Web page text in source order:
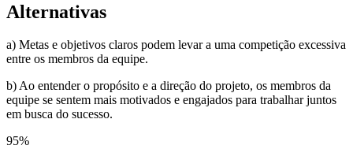
Alternativas
a) Metas e objetivos claros podem levar a uma competição excessiva
entre os membros da equipe.
b) Ao entender o propósito e a direção do projeto, os membros da
equipe se sentem mais motivados e engajados para trabalhar juntos
em busca do sucesso.
95%